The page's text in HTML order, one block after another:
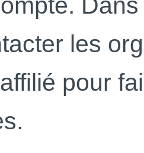
les
pour